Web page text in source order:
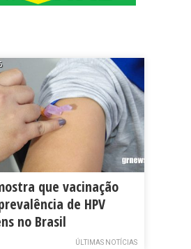
que vacinação
de HPV
no Brasil
ÚLTIMAS NOTÍCIAS